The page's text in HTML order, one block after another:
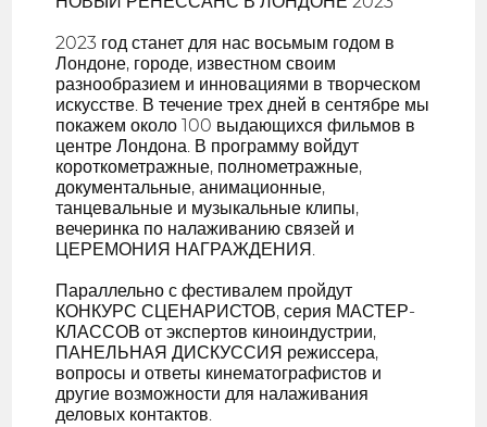
2023 год станет для нас восьмым годом в
Лондоне, городе, известном своим
разнообразием и инновациями в творческом
искусстве. В течение трех дней в сентябре мы
покажем около 100 выдающихся фильмов в
центре Лондона. В программу войдут
короткометражные, полнометражные,
документальные, анимационные,
танцевальные и музыкальные клипы,
вечеринка по налаживанию связей и
ЦЕРЕМОНИЯ НАГРАЖДЕНИЯ.
Параллельно с фестивалем пройдут
КОНКУРС СЦЕНАРИСТОВ, серия МАСТЕР-
КЛАССОВ от экспертов киноиндустрии,
ПАНЕЛЬНАЯ ДИСКУССИЯ режиссера,
вопросы и ответы кинематографистов и
другие возможности для налаживания
деловых контактов.